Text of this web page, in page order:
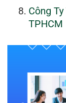
Công
TPHCM